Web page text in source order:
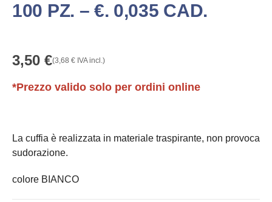
100 PZ. – €. 0,035 CAD.
3,50 €(3,68 € IVA incl.)
*Prezzo valido solo per ordini online
La cuffia è realizzata in materiale traspirante, non provoca
sudorazione.
colore BIANCO